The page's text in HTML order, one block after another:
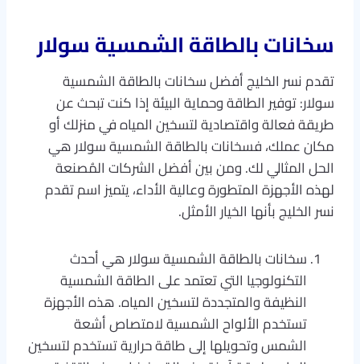
سخانات بالطاقة الشمسية سولار
تقدم نسر الخليج أفضل سخانات بالطاقة الشمسية
سولار: توفير الطاقة وحماية البيئة إذا كنت تبحث عن
طريقة فعالة واقتصادية لتسخين المياه في منزلك أو
مكان عملك، فسخانات بالطاقة الشمسية سولار هي
الحل المثالي لك. ومن بين أفضل الشركات المُصنعة
لهذه الأجهزة المتطورة وعالية الأداء، يتميز اسم تقدم
نسر الخليج بأنها الخيار الأمثل.
سخانات بالطاقة الشمسية سولار هي أحدث
التكنولوجيا التي تعتمد على الطاقة الشمسية
النظيفة والمتجددة لتسخين المياه. هذه الأجهزة
تستخدم الألواح الشمسية لامتصاص أشعة
الشمس وتحويلها إلى طاقة حرارية تستخدم لتسخين